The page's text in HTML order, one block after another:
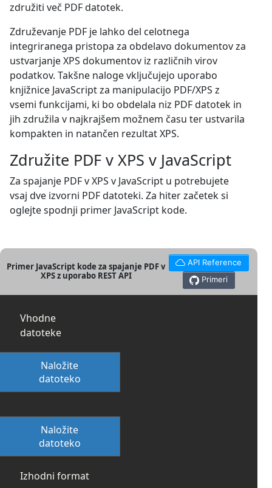
združiti več PDF datotek.
Združevanje PDF je lahko del celotnega
integriranega pristopa za obdelavo dokumentov za
ustvarjanje XPS dokumentov iz različnih virov
podatkov. Takšne naloge vključujejo uporabo
knjižnice JavaScript za manipulacijo PDF/XPS z
vsemi funkcijami, ki bo obdelala niz PDF datotek in
jih združila v najkrajšem možnem času ter ustvarila
kompakten in natančen rezultat XPS.
Združite PDF v XPS v JavaScript
Za spajanje PDF v XPS v JavaScript u potrebujete
vsaj dve izvorni PDF datoteki. Za hiter začetek si
oglejte spodnji primer JavaScript kode.
Primer JavaScript kode za spajanje PDF v
XPS z uporabo REST API
API Reference
Primeri
Vhodne
datoteke
Naložite
datoteko
Naložite
datoteko
Izhodni format